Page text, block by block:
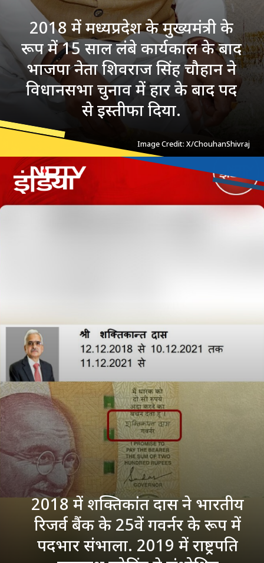
2018 में मध्यप्रदेश के मुख्यमंत्री के
रूप में 15 साल लंबे कार्यकाल के बाद
भाजपा नेता शिवराज सिंह चौहान ने
विधानसभा चुनाव में हार के बाद पद
से इस्तीफा दिया.
Image Credit: X/ChouhanShivraj
2018 में शक्तिकांत दास ने भारतीय
रिजर्व बैंक के 25वें गवर्नर के रूप में
पदभार संभाला. 2019 में राष्ट्रपति